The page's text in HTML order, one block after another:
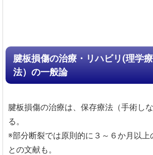
腱板損傷の治療・リハビリ(理学
法）の一般論
腱板損傷の治療は、保存療法（手術し
る。
※部分断裂では原則的に３～６か月以上
との文献も。